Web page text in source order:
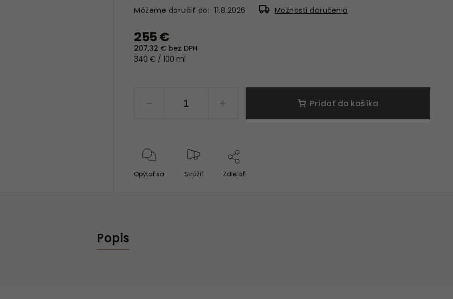
255 €
207,32 € bez DPH
340 € / 100 ml
Môžeme doručiť do: 11.8.2026 Možnosti doručenia
Pridať do košíka
Opýtať sa Strážiť Zdieľať
Popis